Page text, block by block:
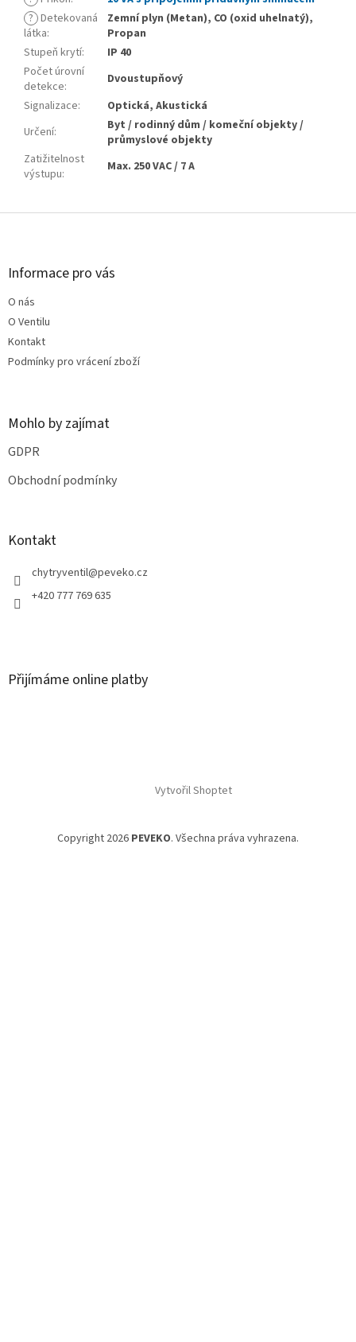
? Detekovaná
látka:
Zemní plyn (Metan), CO (oxid uhelnatý),
Propan
Stupeň krytí:
IP 40
Počet úrovní
detekce:
Dvoustupňový
Signalizace:
Optická, Akustická
Určení:
Byt / rodinný dům / komeční objekty /
průmyslové objekty
Zatižitelnost
výstupu: Max. 250 VAC / 7 A
Z
Informace pro vás
O nás
O Ventilu
Kontakt
Podmínky pro vrácení zboží
Mohlo by zajímat
GDPR
Obchodní podmínky
Kontakt
chytryventil@peveko.cz
+420 777 769 635
Přijímáme online platby
Vytvořil Shoptet
Copyright 2026 PEVEKO. Všechna práva vyhrazena.